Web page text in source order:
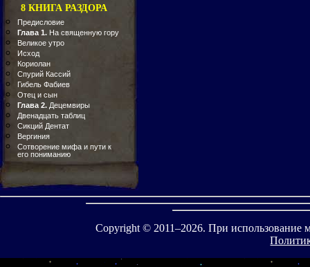
8 КНИГА РАЗДОРА
Предисловие
Глава 1. На священную гору
Великое утро
Исход
Кориолан
Спурий Кассий
Гибель Фабиев
Отец и сын
Глава 2. Децемвиры
Двенадцать таблиц
Сикций Дентат
Вергиния
Сотворение мифа и пути к
его пониманию
Copyright © 2011–2026. При использование